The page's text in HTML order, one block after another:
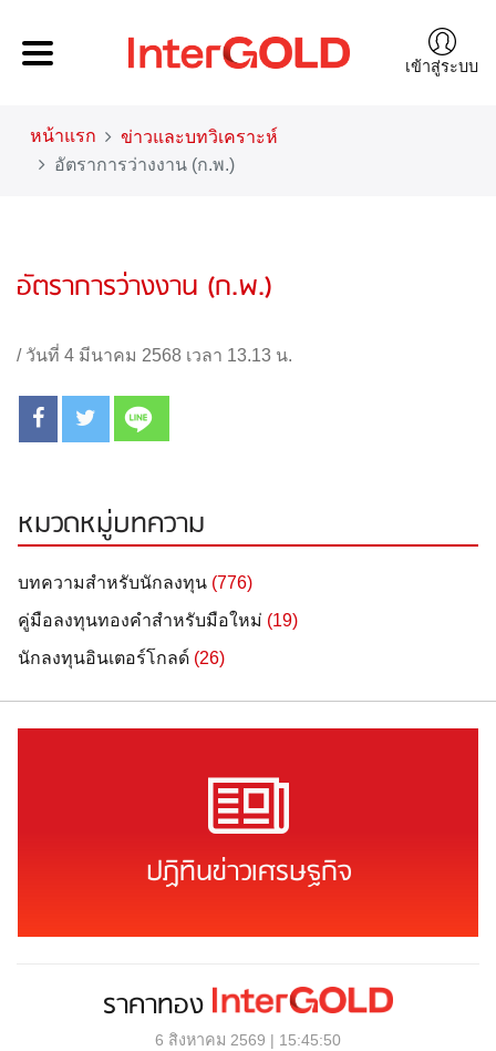
เข้าสู่ระบบ
หน้าแรก
ข่าวและบทวิเคราะห์
อัตราการว่างงาน (ก.พ.)
อัตราการว่างงาน (ก.พ.)
/ วันที่ 4 มีนาคม 2568 เวลา 13.13 น.
หมวดหมู่บทความ
บทความสำหรับนักลงทุน (776)
คู่มือลงทุนทองคำสำหรับมือใหม่ (19)
นักลงทุนอินเตอร์โกลด์ (26)
ปฏิทินข่าวเศรษฐกิจ
ราคาทอง
6 สิงหาคม 2569 | 15:45:50